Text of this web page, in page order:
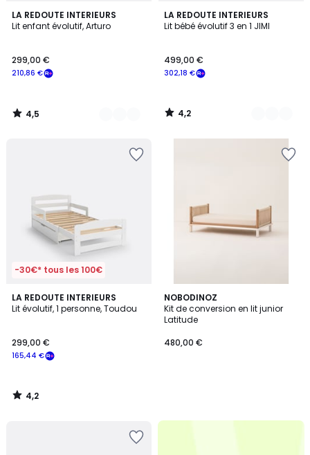
LA REDOUTE INTERIEURS
Lit enfant évolutif, Arturo
€
souscrivez
notre
programme
210,86
210,86 €
299,00 €
4,5
/ 5
2
Couleurs
4,5
/
LA REDOUTE INTERIEURS
Lit bébé évolutif 3 en 1 JIMI
302,18 €
499,00 €
4,2
/ 5
2
Couleurs
4,2
/
-30€* tous les 100€
LA REDOUTE INTERIEURS
Lit évolutif, 1 personne, Toudou
165,44 €
299,00 €
4,2
/ 5
4,2
/
NOBODINOZ
Kit de conversion en lit junior
Latitude
480,00 €